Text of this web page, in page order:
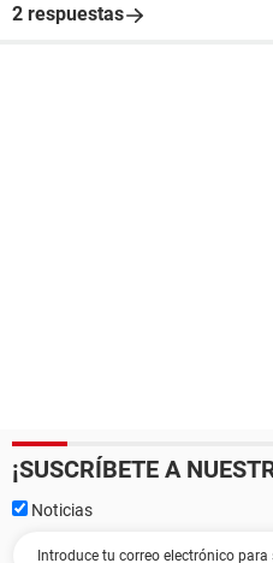
2 respuestas
¡SUSCRÍBETE A
Noticias